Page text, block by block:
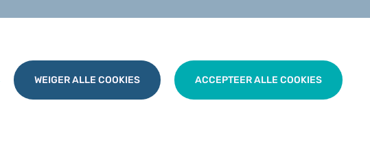
WEIGER ALLE COOKIES ACCEPTEER ALLE COOKIES